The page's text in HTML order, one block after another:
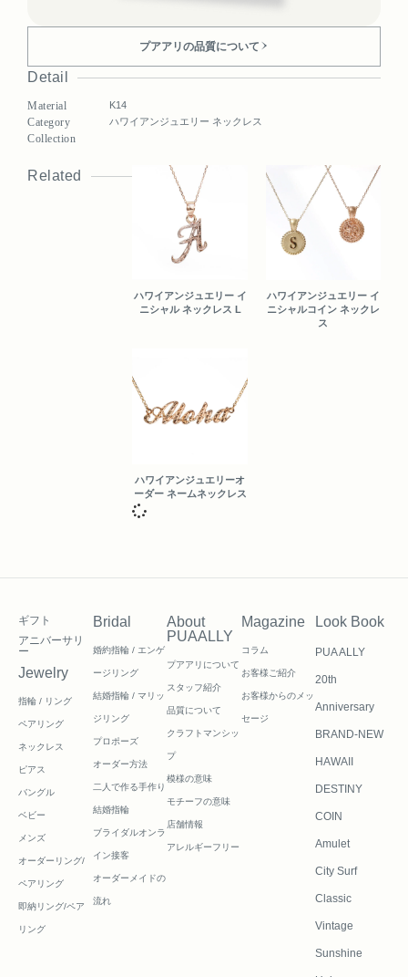
プアアリの品質について
Detail
Material K14
Category ハワイアンジュエリー ネックレス
Collection
Related
ハワイアンジュエリー イ
ニシャル ネックレス L
ハワイアンジュエリー イ
ニシャルコイン ネックレ
ス
ハワイアンジュエリーオ
ーダー ネームネックレス
ギフト
アニバーサリ
ー
Jewelry
指輪 / リング
ペアリング
ネックレス
ピアス
バングル
ベビー
メンズ
オーダーリング/
ペアリング
即納リング/ペア
リング
Bridal
婚約指輪 / エンゲ
ージリング
結婚指輪 / マリッ
ジリング
プロポーズ
オーダー方法
二人で作る手作り
結婚指輪
ブライダルオンラ
イン接客
オーダーメイドの
流れ
About
PUAALLY
プアアリについて
スタッフ紹介
品質について
クラフトマンシッ
プ
模様の意味
モチーフの意味
店舗情報
アレルギーフリー
Magazine
コラム
お客様ご紹介
お客様からのメッ
セージ
Look Book
PUA ALLY
20th
Anniversary
BRAND-NEW
HAWAII
DESTINY
COIN
Amulet
City Surf
Classic
Vintage
Sunshine